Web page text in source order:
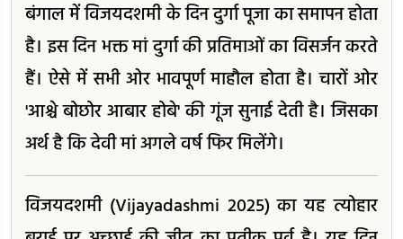
बंगाल में विजयदशमी के दिन दुर्गा पूजा का समापन होता
है। इस दिन भक्त मां दुर्गा की प्रतिमाओं का विसर्जन करते
हैं। ऐसे में सभी ओर भावपूर्ण माहौल होता है। चारों ओर
'आश्चे बोछोर आबार होबे' की गूंज सुनाई देती है। जिसका
अर्थ है कि देवी मां अगले वर्ष फिर मिलेंगे।
विजयदशमी (Vijayadashmi 2025) का यह त्योहार